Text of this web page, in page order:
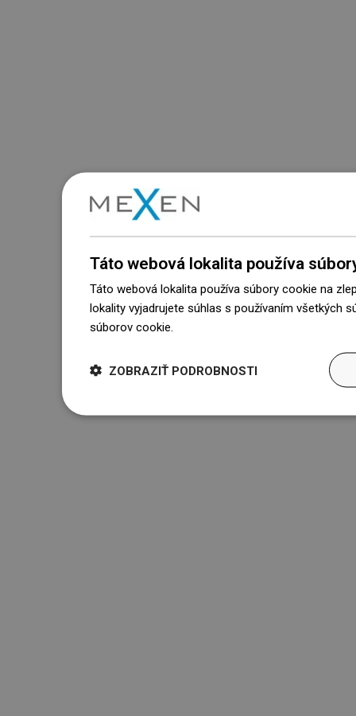
Táto webová lokalita používa
Táto webová lokalita používa súbory cookie na
lokality vyjadrujete súhlas s používaním všetkých
súborov cookie.
ZOBRAZIŤ PODROBNOSTI